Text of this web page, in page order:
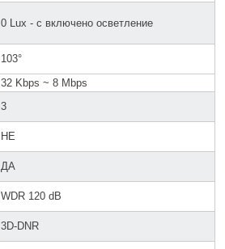
0 Lux - с включено осветление
103°
32 Kbps ~ 8 Mbps
3
НЕ
ДА
WDR 120 dB
3D-DNR